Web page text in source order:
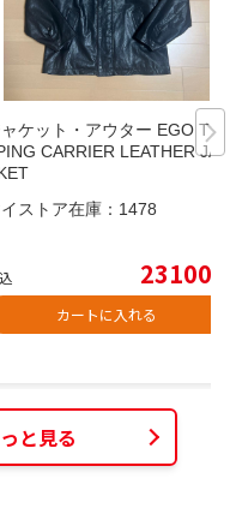
ケット・アウター EGO TRI
CARRIER LEATHER JA
ストア在庫： 1478
23100
カートに入れる
と見る